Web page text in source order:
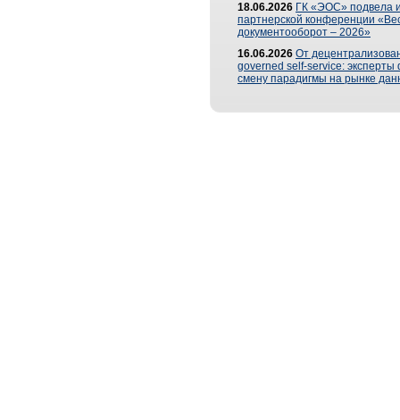
18.06.2026 ГК «ЭОС» подвела
партнерской конференции
документооборот – 2026»
16.06.2026 От
governed self-service: эксперты
смену парадигмы на рынке